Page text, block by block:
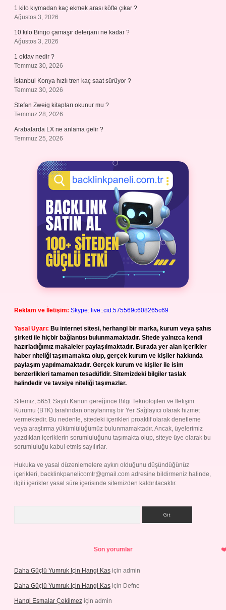
1 kilo kıymadan kaç ekmek arası köfte çıkar ?
Ağustos 3, 2026
10 kilo Bingo çamaşır deterjanı ne kadar ?
Ağustos 3, 2026
1 oktav nedir ?
Temmuz 30, 2026
İstanbul Konya hızlı tren kaç saat sürüyor ?
Temmuz 30, 2026
Stefan Zweig kitapları okunur mu ?
Temmuz 28, 2026
Arabalarda LX ne anlama gelir ?
Temmuz 25, 2026
Reklam ve İletişim: Skype: live:.cid.575569c608265c69
Yasal Uyarı: Bu internet sitesi, herhangi bir marka, kurum veya şahıs
şirketi ile hiçbir bağlantısı bulunmamaktadır. Sitede yalnızca kendi
hazırladığımız makaleler paylaşılmaktadır. Burada yer alan içerikler
haber niteliği taşımamakta olup, gerçek kurum ve kişiler hakkında
paylaşım yapılmamaktadır. Gerçek kurum ve kişiler ile isim
benzerlikleri tamamen tesadüfidir. Sitemizdeki bilgiler taslak
halindedir ve tavsiye niteliği taşımazlar.
Sitemiz, 5651 Sayılı Kanun gereğince Bilgi Teknolojileri ve İletişim
Kurumu (BTK) tarafından onaylanmış bir Yer Sağlayıcı olarak hizmet
vermektedir. Bu nedenle, sitedeki içerikleri proaktif olarak denetleme
veya araştırma yükümlülüğümüz bulunmamaktadır. Ancak, üyelerimiz
yazdıkları içeriklerin sorumluluğunu taşımakta olup, siteye üye olarak bu
sorumluluğu kabul etmiş sayılırlar.
Hukuka ve yasal düzenlemelere aykırı olduğunu düşündüğünüz
içerikleri, backlinkpanelicomtr@gmail.com adresine bildirmeniz halinde,
ilgili içerikler yasal süre içerisinde sitemizden kaldırılacaktır.
Son yorumlar
Daha Güçlü Yumruk Için Hangi Kas için admin
Daha Güçlü Yumruk Için Hangi Kas için Defne
Hangi Esmalar Çekilmez için admin